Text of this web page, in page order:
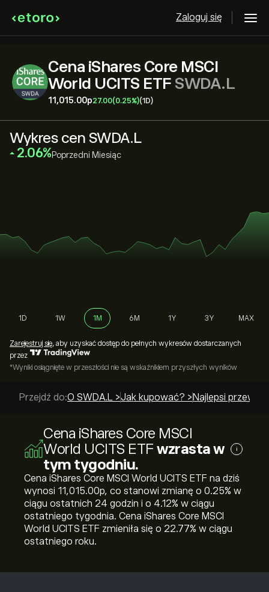
Zaloguj się
Cena iShares Core MSCI
World UCITS ETF SWDA.L
11,015.00‎p‎27.00(0.25%)(1D)
Wykres cen SWDA.L
‎2.06‎ Poprzedni Miesiąc
1D 1W 1M 6M 1Y 3Y MAX
Zarejestruj się, aby uzyskać dostęp do pełnych wykresów dostarczanych
przez
*Wyniki osiągnięte w przeszłości nie są wskaźnikiem przyszłych wyników
Przejdź do:O SWDA.L >Jak kupować? > Najlepsi
Cena iShares Core MSCI
World UCITS ETF wzrasta w
tym tygodniu.
i
Cena iShares Core MSCI World UCITS ETF na dziś
wynosi 11,015.00‎p‎, co stanowi zmianę o ‎0.25‎% w
ciągu ostatnich 24 godzin i o ‎4.12‎% w ciągu
ostatniego tygodnia. Cena iShares Core MSCI
World UCITS ETF zmieniła się o ‎22.77‎% w ciągu
ostatniego roku.